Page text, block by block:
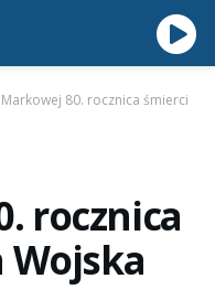
80. rocznica śmierci
rocznica